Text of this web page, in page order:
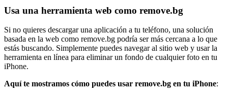
Usa una herramienta web como remove.bg
Si no quieres descargar una aplicación a tu teléfono, una solución
basada en la web como remove.bg podría ser más cercana a lo que
estás buscando. Simplemente puedes navegar al sitio web y usar la
herramienta en línea para eliminar un fondo de cualquier foto en tu
iPhone.
Aquí te mostramos cómo puedes usar remove.bg en tu iPhone: